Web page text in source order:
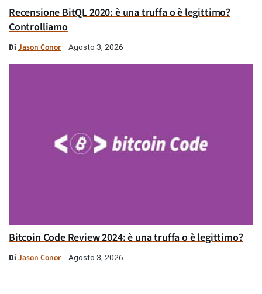
Recensione BitQL 2020: è una truffa o è legittimo?
Controlliamo
Di Jason Conor Agosto 3, 2026
Bitcoin Code Review 2024: è una truffa o è legittimo?
Di Jason Conor Agosto 3, 2026